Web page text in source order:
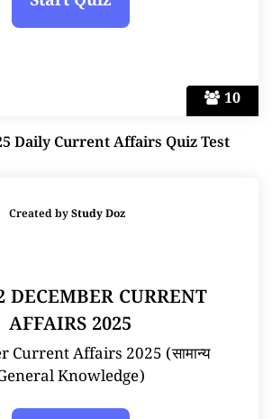
10
Daily Current Affairs Quiz Test
Created byStudy Doz
DECEMBER CURRENT
AFFAIRS 2025
Current Affairs 2025 (सामान्य
General Knowledge)